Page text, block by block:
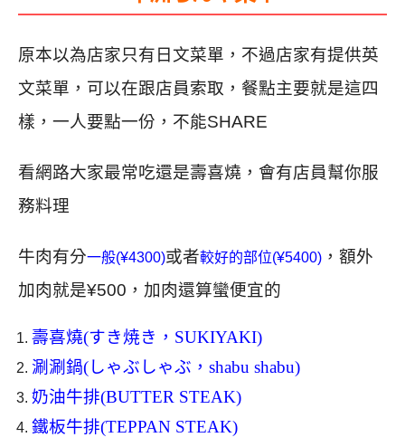
原本以為店家只有日文菜單，不過店家有提供英
文菜單，可以在跟店員索取，餐點主要就是這四
樣，一人要點一份，不能SHARE
看網路大家最常吃還是壽喜燒，會有店員幫你服
務料理
牛肉有分一般(¥4300)或者較好的部位(¥5400) ，額外
加肉就是¥500，加肉還算蠻便宜的
壽喜燒(すき焼き，SUKIYAKI)
涮涮鍋(しゃぶしゃぶ，shabu shabu)
奶油牛排(BUTTER STEAK)
鐵板牛排(TEPPAN STEAK)